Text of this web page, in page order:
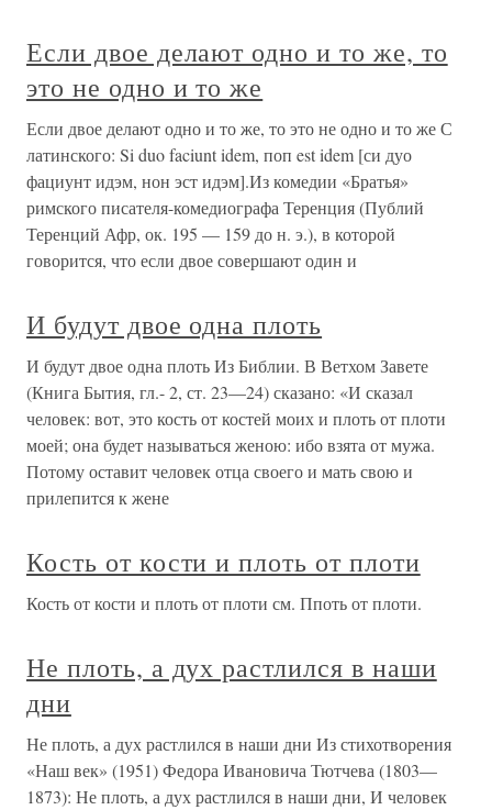
Если двое делают одно и то же, то
это не одно и то же
Если двое делают одно и то же, то это не одно и то же С
латинского: Si duo faciunt idem, поп est idem [си дуо
фациунт идэм, нон эст идэм].Из комедии «Братья»
римского писателя-комедиографа Теренция (Публий
Теренций Афр, ок. 195 — 159 до н. э.), в которой
говорится, что если двое совершают один и
И будут двое одна плоть
И будут двое одна плоть Из Библии. В Ветхом Завете
(Книга Бытия, гл.- 2, ст. 23—24) сказано: «И сказал
человек: вот, это кость от костей моих и плоть от плоти
моей; она будет называться женою: ибо взята от мужа.
Потому оставит человек отца своего и мать свою и
прилепится к жене
Кость от кости и плоть от плоти
Кость от кости и плоть от плоти см. Ппоть от плоти.
Не плоть, а дух растлился в наши
дни
Не плоть, а дух растлился в наши дни Из стихотворения
«Наш век» (1951) Федора Ивановича Тютчева (1803—
1873): Не плоть, а дух растлился в наши дни, И человек